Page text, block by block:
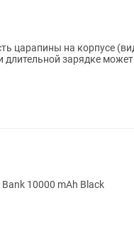
длительной зарядке может
10000 mAh Black